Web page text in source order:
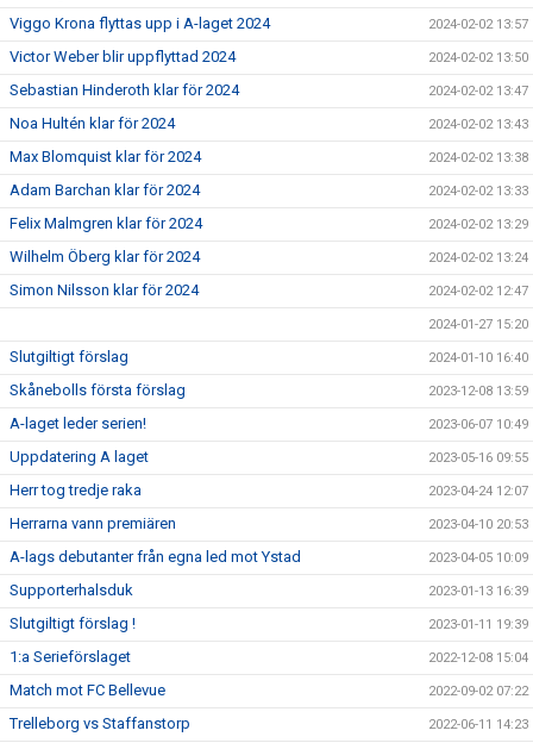
Viggo Krona flyttas upp i A-laget 2024 2024-02-02 13:57
Victor Weber blir uppflyttad 2024 2024-02-02 13:50
Sebastian Hinderoth klar för 2024 2024-02-02 13:47
Noa Hultén klar för 2024 2024-02-02 13:43
Max Blomquist klar för 2024 2024-02-02 13:38
Adam Barchan klar för 2024 2024-02-02 13:33
Felix Malmgren klar för 2024 2024-02-02 13:29
Wilhelm Öberg klar för 2024 2024-02-02 13:24
Simon Nilsson klar för 2024 2024-02-02 12:47
2024-01-27 15:20
Slutgiltigt förslag 2024-01-10 16:40
Skånebolls första förslag 2023-12-08 13:59
A-laget leder serien! 2023-06-07 10:49
Uppdatering A laget 2023-05-16 09:55
Herr tog tredje raka 2023-04-24 12:07
Herrarna vann premiären 2023-04-10 20:53
A-lags debutanter från egna led mot Ystad 2023-04-05 10:09
Supporterhalsduk 2023-01-13 16:39
Slutgiltigt förslag ! 2023-01-11 19:39
1:a Serieförslaget 2022-12-08 15:04
Match mot FC Bellevue 2022-09-02 07:22
Trelleborg vs Staffanstorp 2022-06-11 14:23